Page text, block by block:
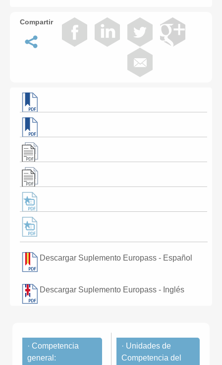
Compartir
Descargar Suplemento Europass - Español
Descargar Suplemento Europass - Inglés
· Competencia
general:
· Unidades de
Competencia del